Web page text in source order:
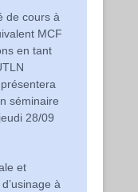
de cours à
MCF
en tant
séminaire
28/09
et
à